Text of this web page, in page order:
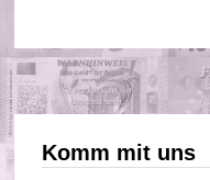
Komm mit uns